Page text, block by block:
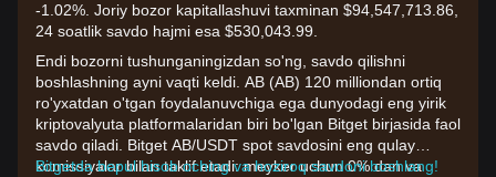
-1.02%. Joriy bozor kapitallashuvi taxminan $94,547,713.86,
24 soatlik savdo hajmi esa $530,043.99.
Endi bozorni tushunganingizdan so'ng, savdo qilishni
boshlashning ayni vaqti keldi. AB (AB) 120 milliondan ortiq
ro'yxatdan o'tgan foydalanuvchiga ega dunyodagi eng yirik
kriptovalyuta platformalaridan biri bo'lgan Bitget birjasida faol
savdo qiladi. Bitget AB/USDT spot savdosini eng qulay
komissiyalar bilan taklif etadi: meyker uchun 0% dan va
Bitgetda bepul hisob oching va hoziroq savdoni boshlang!